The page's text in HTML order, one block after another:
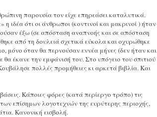
παρουσία τον είχε επηρεάσει καταλυτικά.
ότι οι άνθρωποι (κοντινοί και μακρινοί ) ήταν
έξω (σε απόσταση αναπνοής και σε απόσταση
από τη δουλειά σχετικά εύκολα και οχυρώθηκε
μόνο όταν θα περνούσαν εννέα μήνες (δεν ήταν και
έκανε την εμφάνισή του. Στο υπόγειο του σπιτιού
πολλές προμήθειες κι αρκετά βιβλία. Και
Κάποιες φόρες (κατά περίεργο τρόπο) τις
των επίσημων λογοτεχνών της ευρύτερης περιοχής,
Κανονική εισβολή.